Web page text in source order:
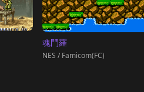
魂鬥羅
NES / Famicom(FC)